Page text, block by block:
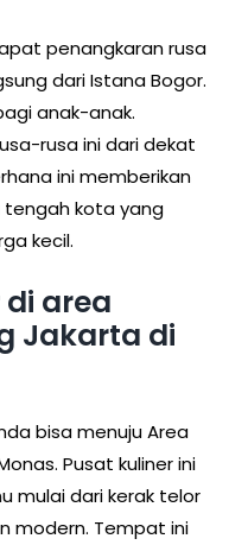
penangkaran rusa
dari Istana Bogor.
anak-anak.
rusa ini dari dekat
ini memberikan
kota yang
kecil.
area
Jakarta di
bisa menuju Area
Pusat kuliner ini
mulai dari kerak telor
modern. Tempat ini